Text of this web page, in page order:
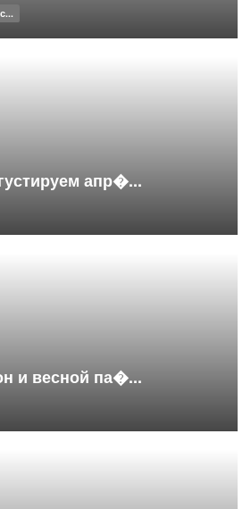
апр�...
и весной па�...